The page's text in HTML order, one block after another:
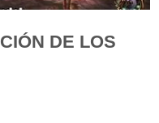
DE LOS